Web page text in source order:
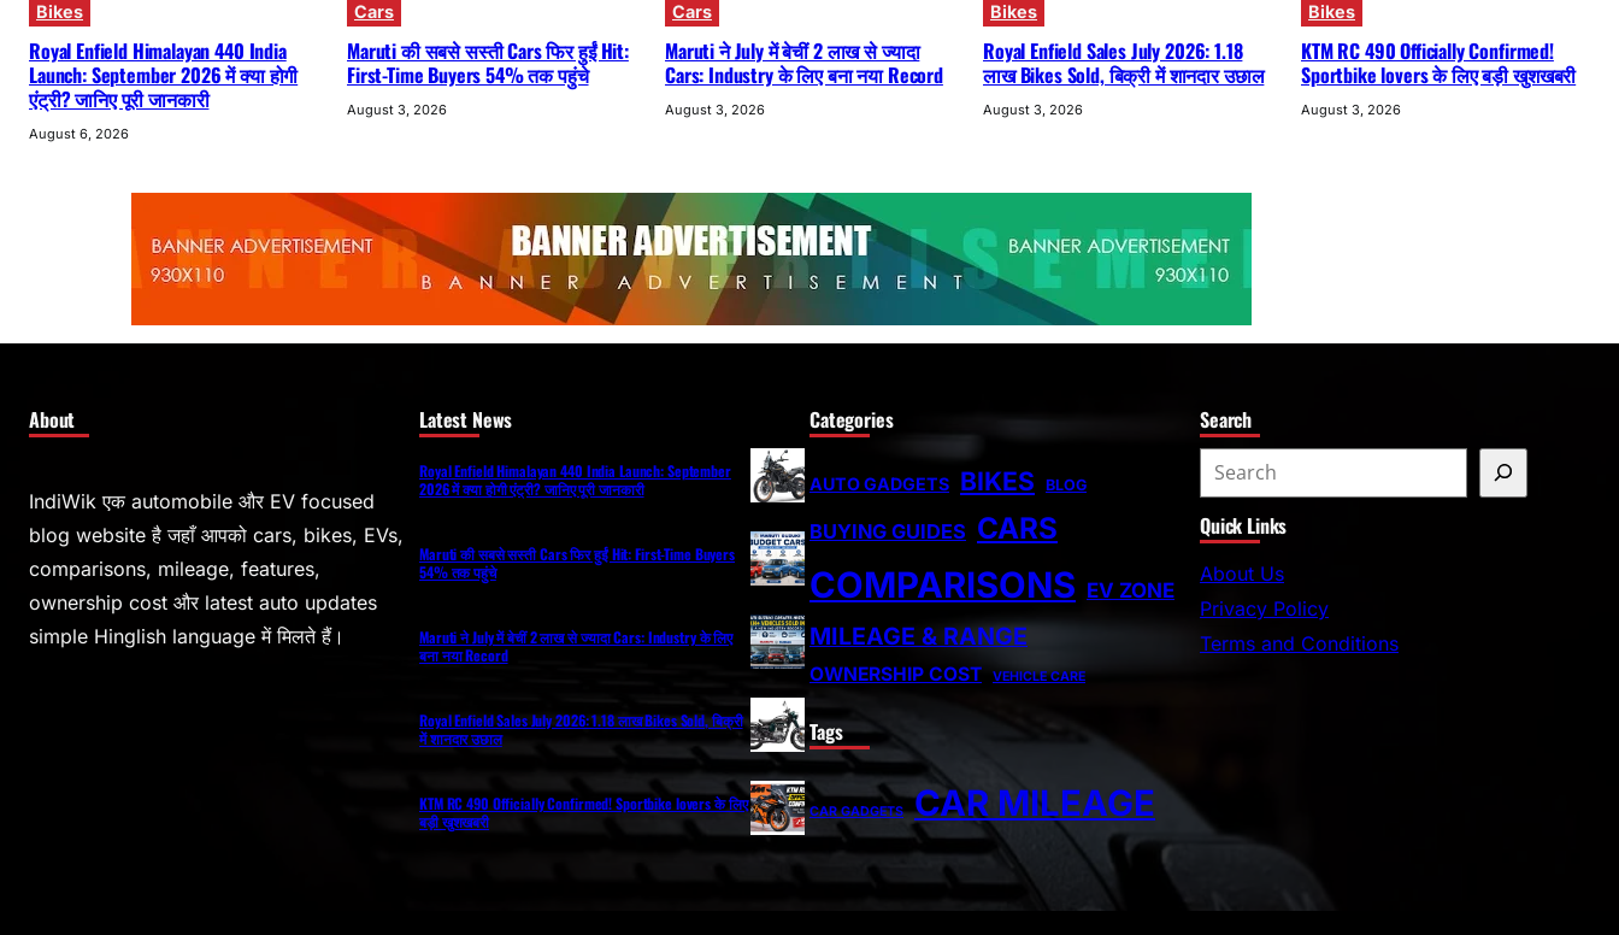
Bikes
Royal Enfield Himalayan 440 India
Launch: September 2026 में क्या होगी
एंट्री? जानिए पूरी जानकारी
August 6, 2026
Cars
Maruti की सबसे सस्ती Cars फिर हुईं Hit:
First-Time Buyers 54% तक पहुंचे
August 3, 2026
Cars
Maruti ने July में बेचीं 2 लाख से ज्यादा
Cars: Industry के लिए बना नया Record
August 3, 2026
Bikes
Royal Enfield Sales July 2026: 1.18
लाख Bikes Sold, बिक्री में शानदार उछाल
August 3, 2026
Bikes
KTM RC 490 Officially Confirmed!
Sportbike lovers के लिए बड़ी खुशखबरी
August 3, 2026
About
IndiWik एक automobile और EV focused
blog website है जहाँ आपको cars, bikes, EVs,
comparisons, mileage, features,
ownership cost और latest auto updates
simple Hinglish language में मिलते हैं।
Latest News
Royal Enfield Himalayan 440 India Launch: September
2026 में क्या होगी एंट्री? जानिए पूरी जानकारी
Maruti की सबसे सस्ती Cars फिर हुईं Hit: First-Time Buyers
54% तक पहुंचे
Maruti ने July में बेचीं 2 लाख से ज्यादा Cars: Industry के लिए
बना नया Record
Royal Enfield Sales July 2026: 1.18 लाख Bikes Sold, बिक्री
में शानदार उछाल
KTM RC 490 Officially Confirmed! Sportbike lovers के लिए
बड़ी खुशखबरी
Categories
AUTO GADGETS BIKES BLOG
BUYING GUIDES CARS
COMPARISONS EV ZONE
MILEAGE & RANGE
OWNERSHIP COST VEHICLE CARE
Tags
CAR GADGETS CAR MILEAGE
Search
Quick Links
About Us
Privacy Policy
Terms and Conditions